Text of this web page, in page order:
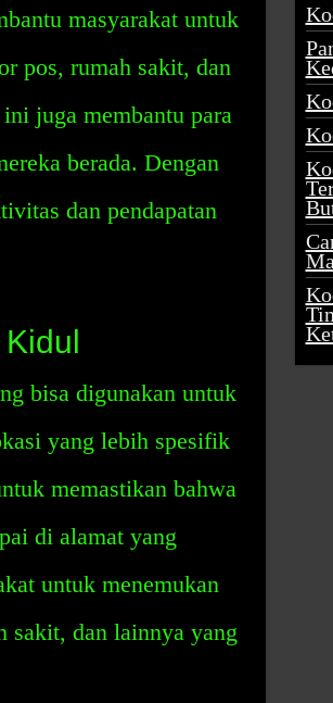
masyarakat untuk
pos, rumah sakit, dan
juga membantu para
berada. Dengan
dan pendapatan
bisa digunakan untuk
yang lebih spesifik
memastikan bahwa
di alamat yang
untuk menemukan
sakit, dan lainnya yang